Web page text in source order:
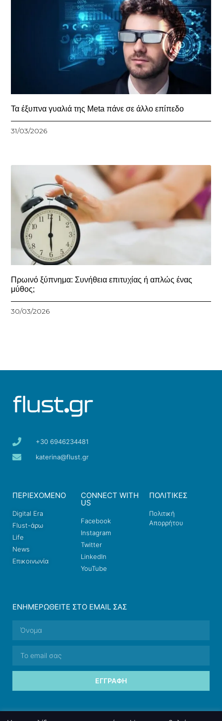
Τα έξυπνα γυαλιά της Meta πάνε σε άλλο επίπεδο
31/03/2026
Πρωινό ξύπνημα: Συνήθεια επιτυχίας ή απλώς ένας
μύθος;
30/03/2026
+30 6946234481
katerina@flust.gr
ΠΕΡΙΕΧΟΜΕΝΟ
Digital Era
Flust-άρω
Life
News
Επικοινωνία
CONNECT WITH
US
Facebook
Instagram
Twitter
LinkedIn
YouTube
ΠΟΛΙΤΙΚΕΣ
Πολιτική
Απορρήτου
ΕΝΗΜΕΡΩΘΕΊΤΕ ΣΤΟ EMAIL ΣΑΣ
ΕΓΓΡΑΦΉ